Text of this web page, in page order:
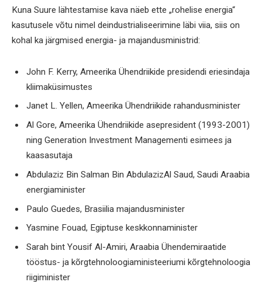
Kuna Suure lähtestamise kava näeb ette „rohelise energia“
kasutusele võtu nimel deindustrialiseerimine läbi viia, siis on
kohal ka järgmised energia- ja majandusministrid:
John F. Kerry, Ameerika Ühendriikide presidendi eriesindaja
kliimaküsimustes
Janet L. Yellen, Ameerika Ühendriikide rahandusminister
Al Gore, Ameerika Ühendriikide asepresident (1993-2001)
ning Generation Investment Managementi esimees ja
kaasasutaja
Abdulaziz Bin Salman Bin AbdulazizAl Saud, Saudi Araabia
energiaminister
Paulo Guedes, Brasiilia majandusminister
Yasmine Fouad, Egiptuse keskkonnaminister
Sarah bint Yousif Al-Amiri, Araabia Ühendemiraatide
tööstus- ja kõrgtehnoloogiaministeeriumi kõrgtehnoloogia
riigiminister